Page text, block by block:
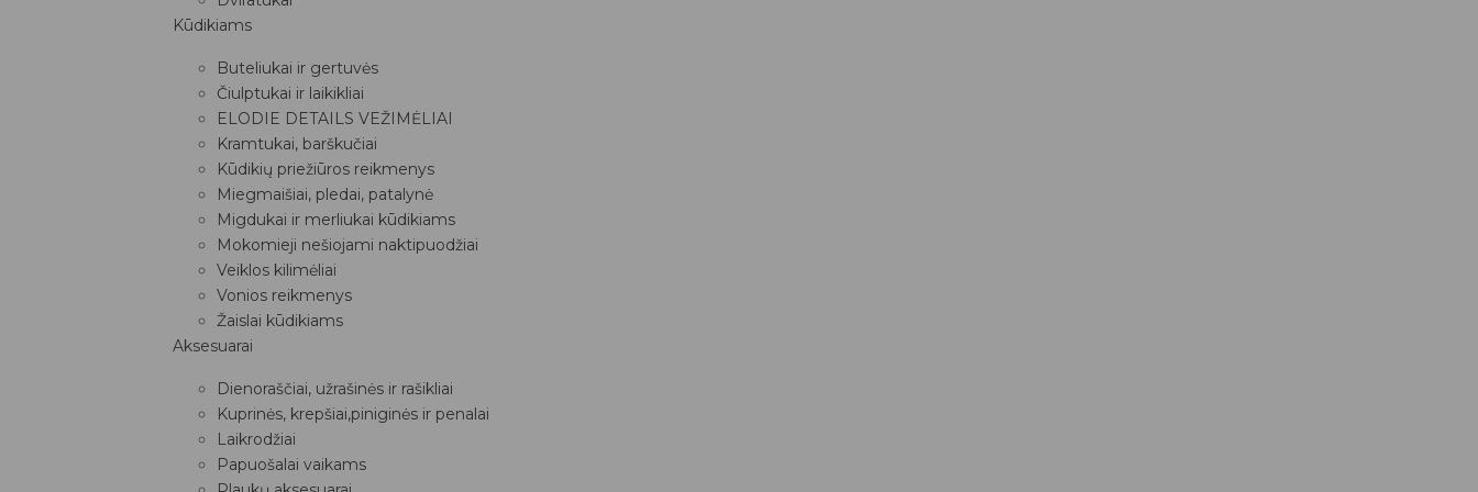
Kūdikiams
Buteliukai ir gertuvės
Čiulptukai ir laikikliai
ELODIE DETAILS VEŽIMĖLIAI
Kramtukai, barškučiai
Kūdikių priežiūros reikmenys
Miegmaišiai, pledai, patalynė
Migdukai ir merliukai kūdikiams
Mokomieji nešiojami naktipuodžiai
Veiklos kilimėliai
Vonios reikmenys
Žaislai kūdikiams
Aksesuarai
Dienoraščiai, užrašinės ir rašikliai
Kuprinės, krepšiai,piniginės ir penalai
Laikrodžiai
Papuošalai vaikams